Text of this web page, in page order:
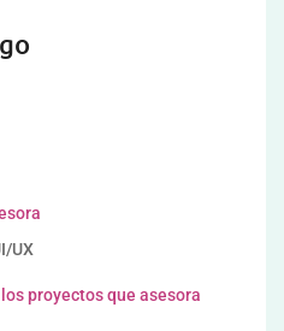
UX
proyectos que asesora